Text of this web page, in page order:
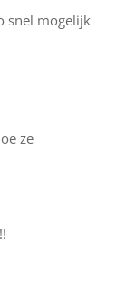
snel mogelijk
ze